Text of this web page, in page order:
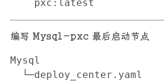
    pxc:latest
编写 Mysql-pxc 最后启动节点
Mysql
└─deploy_center.yaml